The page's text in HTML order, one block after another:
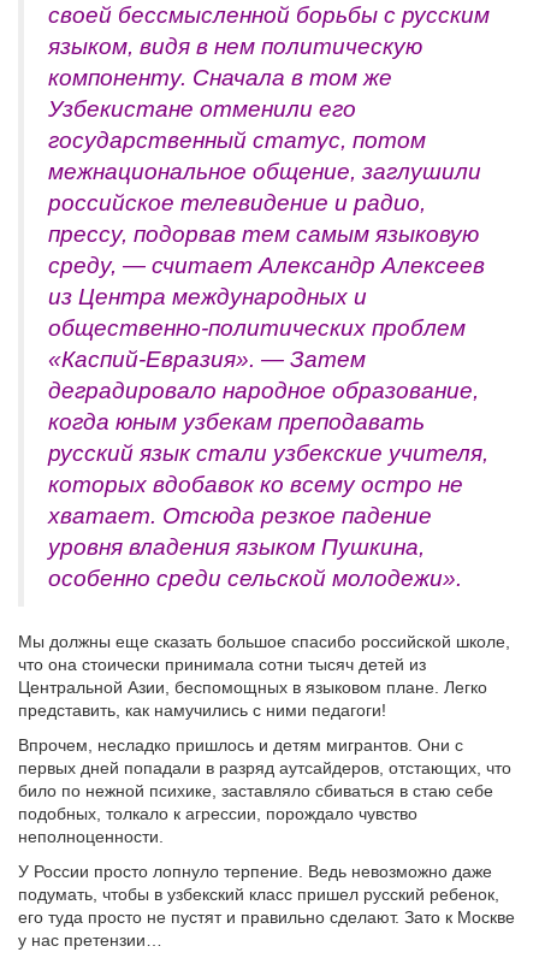
своей бессмысленной борьбы с русским
языком, видя в нем политическую
компоненту. Сначала в том же
Узбекистане отменили его
государственный статус, потом
межнациональное общение, заглушили
российское телевидение и радио,
прессу, подорвав тем самым языковую
среду, — считает Александр Алексеев
из Центра международных и
общественно-политических проблем
«Каспий-Евразия». — Затем
деградировало народное образование,
когда юным узбекам преподавать
русский язык стали узбекские учителя,
которых вдобавок ко всему остро не
хватает. Отсюда резкое падение
уровня владения языком Пушкина,
особенно среди сельской молодежи».
Мы должны еще сказать большое спасибо российской школе,
что она стоически принимала сотни тысяч детей из
Центральной Азии, беспомощных в языковом плане. Легко
представить, как намучились с ними педагоги!
Впрочем, несладко пришлось и детям мигрантов. Они с
первых дней попадали в разряд аутсайдеров, отстающих, что
било по нежной психике, заставляло сбиваться в стаю себе
подобных, толкало к агрессии, порождало чувство
неполноценности.
У России просто лопнуло терпение. Ведь невозможно даже
подумать, чтобы в узбекский класс пришел русский ребенок,
его туда просто не пустят и правильно сделают. Зато к Москве
у нас претензии…